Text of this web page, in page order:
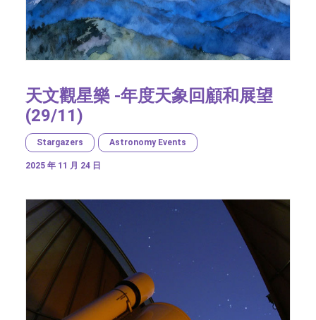
天文觀星樂 -年度天象回顧和展望
(29/11)
Stargazers Astronomy Events
2025 年 11 月 24 日